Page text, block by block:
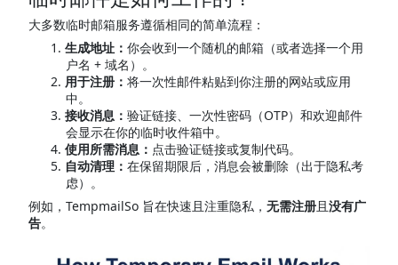
大多数临时邮箱服务遵循相同的简单流程：
生成地址：你会收到一个随机的邮箱（或者选择一个用
户名 + 域名）。
用于注册：将一次性邮件粘贴到你注册的网站或应用
中。
接收消息：验证链接、一次性密码（OTP）和欢迎邮件
会显示在你的临时收件箱中。
使用所需消息： 点击验证链接或复制代码。
自动清理：在保留期限后，消息会被删除（出于隐私考
虑）。
例如，TempmailSo 旨在快速且注重隐私， 无需注册且没有广
告。